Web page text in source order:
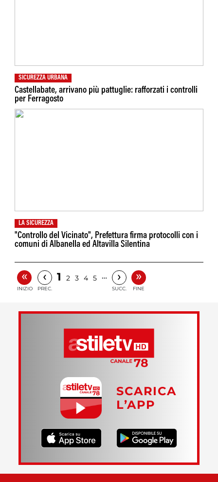
SICUREZZA URBANA
Castellabate, arrivano più pattuglie: rafforzati i controlli
per Ferragosto
LA SICUREZZA
"Controllo del Vicinato", Prefettura firma protocolli con i
comuni di Albanella ed Altavilla Silentina
«
INIZIO
‹
PREC.
1 2 3 4 5 … ›
SUCC.
»
FINE
SCARICA
L’APP